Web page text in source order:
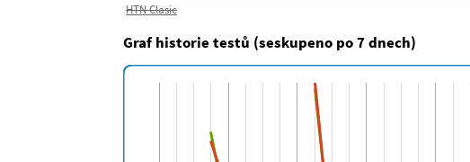
HTN Clasic
Graf historie testů (seskupeno po 7 dnech)